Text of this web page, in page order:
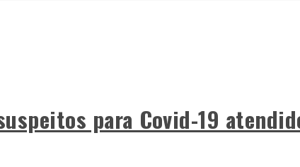
para Covid-19